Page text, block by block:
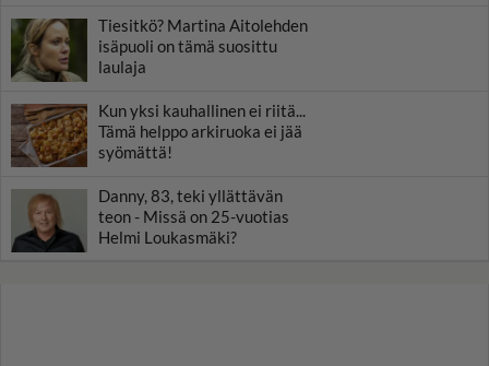
Tiesitkö? Martina Aitolehden
isäpuoli on tämä suosittu
laulaja
Kun yksi kauhallinen ei riitä...
Tämä helppo arkiruoka ei jää
syömättä!
Danny, 83, teki yllättävän
teon - Missä on 25-vuotias
Helmi Loukasmäki?